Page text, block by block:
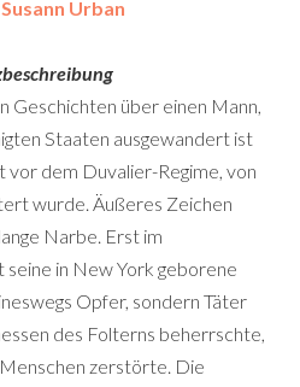
Urban
Geschichten über einen Mann,
Staaten ausgewandert ist
vor dem Duvalier-Regime, von
wurde. Äußeres Zeichen
Narbe. Erst im
in New York geborene
Opfer, sondern Täter
des Folterns beherrschte,
zerstörte. Die